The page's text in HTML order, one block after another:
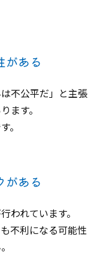
がある
不公平だ」と主張
ます。
。
がある
われています。
不利になる可能性